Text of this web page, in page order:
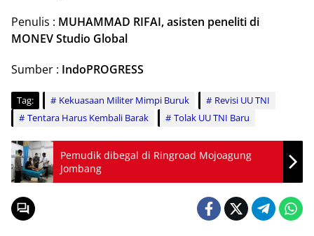
Penulis : MUHAMMAD RIFAI, asisten peneliti di
MONEV Studio Global
Sumber : IndoPROGRESS
Tag: Kekuasaan Militer Mimpi Buruk
Revisi UU TNI
Tentara Harus Kembali Barak
Tolak UU TNI Baru
Pemudik dibegal di Ringroad Mojoagung
Jombang